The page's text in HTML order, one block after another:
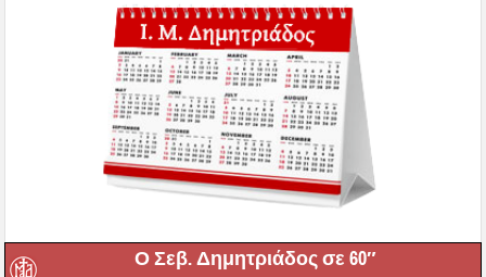
Ο Σεβ. Δημητριάδος σε 60″